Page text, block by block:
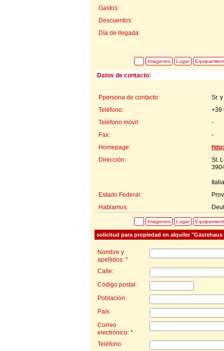
Gastos:
Descuentos:
Día de llegada:
Imágenes Lugar
Datos de contacto:
Ppersona de contacto:
Sr.
Teléfono:
+39
Teléfono móvil:
-
Fax:
-
Homepage:
Dirección:
St.
Italia
Estado Federal:
Hablamos:
Imágenes Lugar
solicitud para propiedad en alquiler
Nombre y
apellidos: *
Calle:
Código postal:
Población:
País
Correo
electrónico: *
Teléfono: